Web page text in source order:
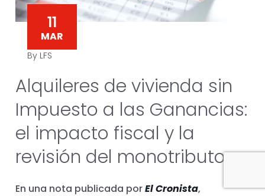
11
MAR
By LFS
Alquileres de vivienda sin
Impuesto a las Ganancias:
el impacto fiscal y la
revisión del monotributo
En una nota publicada porEl Cronista,